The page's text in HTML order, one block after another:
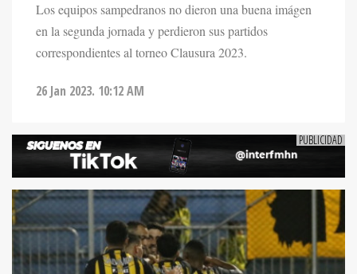
Los equipos sampedranos no dieron una buena imágen
en la segunda jornada y perdieron sus partidos
correspondientes al torneo Clausura 2023.
26 Jan 2023. 10:12 AM